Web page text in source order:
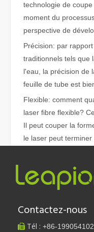
La découpe laser du
technologie de
moment du
perspective de
Précision: par
traditionnels tels que
l'eau, la précision de
feuille de tube est
Flexible: comment
laser fibre flexible?
Il peut couper la
le laser peut
machine à
Contactez-nous
 Tél : +86-